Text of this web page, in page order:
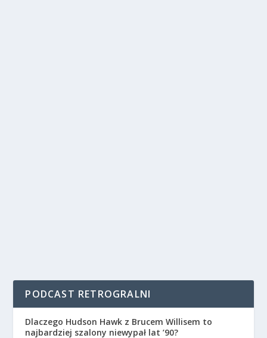
PODCAST RETROGRALNI
Dlaczego Hudson Hawk z Brucem Willisem to
najbardziej szalony niewypał lat ’90?